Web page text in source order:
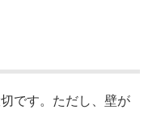
です。ただし、壁が